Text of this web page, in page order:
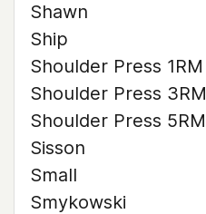
Shawn
Ship
Shoulder Press 1RM
Shoulder Press 3RM
Shoulder Press 5RM
Sisson
Small
Smykowski